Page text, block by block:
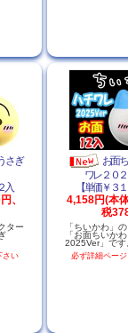
さぎ
入
、
ター
さい
お面
ワレ２０
【単価￥３
4,158円(本
税
「ちいかわ」
「お面ちいか
2025Ver」です
必ず詳細ペー